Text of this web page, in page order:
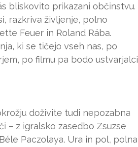
bliskovito prikazani občinstvu.
razkriva življenje, polno
Feuer in Roland Rába.
ki se tičejo vseh nas, po
po filmu pa bodo ustvarjalci
doživite tudi nepozabna
– z igralsko zasedbo Zsuzse
Paczolaya. Ura in pol, polna